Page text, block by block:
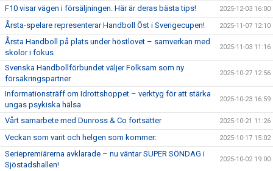
F10 visar vägen i försäljningen. Här är deras bästa tips! 2025-12-03 16:00
Årsta-spelare representerar Handboll Öst i Sverigecupen! 2025-11-07 12:10
Årsta Handboll på plats under höstlovet – samverkan med
skolor i fokus
2025-11-03 11:16
Svenska Handbollförbundet väljer Folksam som ny
försäkringspartner
2025-10-27 12:56
Informationsträff om Idrottshoppet – verktyg för att stärka
ungas psykiska hälsa
2025-10-23 16:59
Vårt samarbete med Dunross & Co fortsätter 2025-10-21 11:26
Veckan som varit och helgen som kommer: 2025-10-17 15:02
Seriepremiärerna avklarade – nu väntar SUPER SÖNDAG i
Sjöstadshallen!
2025-10-02 19:00